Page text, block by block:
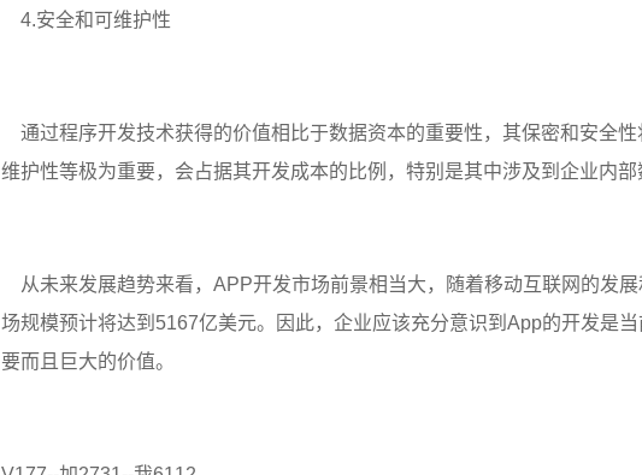
4.安全和可维护性
通过程序开发技术获得的价值相比于数据资本的重要性，其保密和安全
维护性等极为重要，会占据其开发成本的比例，特别是其中涉及到企业内部
从未来发展趋势来看，APP开发市场前景相当大，随着移动互联网的发
场规模预计将达到5167亿美元。因此，企业应该充分意识到App的开发是
要而且巨大的价值。